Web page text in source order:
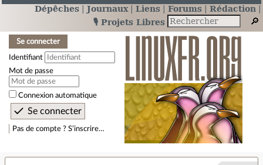
Dépêches Journaux Liens Forums
Rédaction
🎙️ Projets Libres
Se connecter
Identifiant
Mot de passe
Connexion automatique
Pas de compte ? S’inscrire…